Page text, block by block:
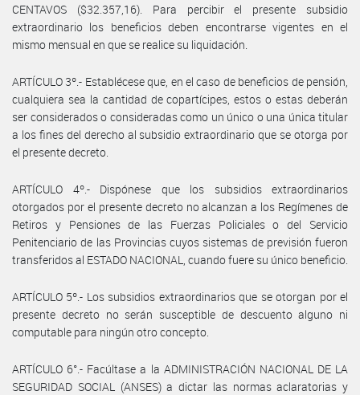
CENTAVOS ($32.357,16). Para percibir el presente subsidio
extraordinario los beneficios deben encontrarse vigentes en el
mismo mensual en que se realice su liquidación.
ARTÍCULO 3º.- Establécese que, en el caso de beneficios de pensión,
cualquiera sea la cantidad de copartícipes, estos o estas deberán
ser considerados o consideradas como un único o una única titular
a los fines del derecho al subsidio extraordinario que se otorga por
el presente decreto.
ARTÍCULO 4º.- Dispónese que los subsidios extraordinarios
otorgados por el presente decreto no alcanzan a los Regímenes de
Retiros y Pensiones de las Fuerzas Policiales o del Servicio
Penitenciario de las Provincias cuyos sistemas de previsión fueron
transferidos al ESTADO NACIONAL, cuando fuere su único beneficio.
ARTÍCULO 5º.- Los subsidios extraordinarios que se otorgan por el
presente decreto no serán susceptible de descuento alguno ni
computable para ningún otro concepto.
ARTÍCULO 6°.- Facúltase a la ADMINISTRACIÓN NACIONAL DE LA
SEGURIDAD SOCIAL (ANSES) a dictar las normas aclaratorias y